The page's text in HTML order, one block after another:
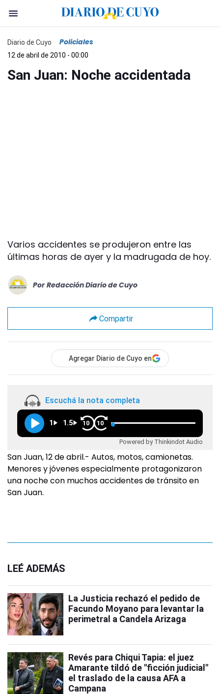
Diario de Cuyo Policiales
12 de abril de 2010 - 00:00
San Juan: Noche accidentada
Varios accidentes se produjeron entre las
últimas horas de ayer y la madrugada de hoy.
Por Redacción Diario de Cuyo
Compartir
Agregar Diario de Cuyo en
Escuchá la nota completa
1 1.5 10 10
Powered by Thinkindot Audio
San Juan, 12 de abril.- Autos, motos, camionetas.
Menores y jóvenes especialmente protagonizaron
una noche con muchos accidentes de tránsito en
San Juan.
LEÉ ADEMÁS
La Justicia rechazó el pedido de
Facundo Moyano para levantar la
perimetral a Candela Arizaga
Revés para Chiqui Tapia: el juez
Amarante tildó de "ficción judicial"
el traslado de la causa AFA a
Campana